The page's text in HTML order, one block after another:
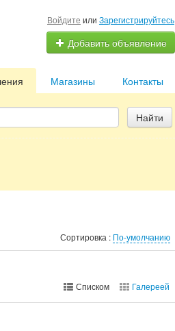
Войдите или Зарегистрируйтесь
Добавить объявление
Контакты
Магазины
Найти
Сортировка : По-умолчанию
Списком Галереей